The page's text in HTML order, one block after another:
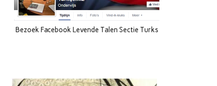
Bezoek Facebook Levende Talen Sectie Turks